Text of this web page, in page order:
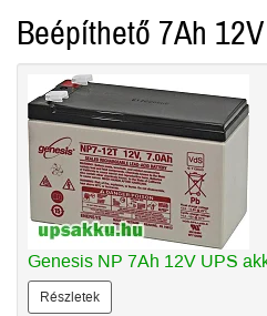
Beépíthető 7Ah
Genesis NP 7Ah 12V UPS
Részletek